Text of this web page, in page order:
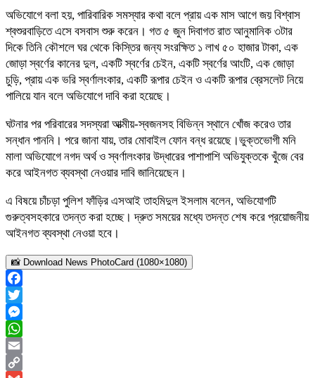
অভিযোগে বলা হয়, পারিবারিক সমস্যার কথা বলে প্রায় এক মাস আগে জয় বিশ্বাস
শ্বশুরবাড়িতে এসে বসবাস শুরু করেন। গত ৫ জুন দিবাগত রাত আনুমানিক ৩টার
দিকে তিনি কৌশলে ঘর থেকে কিস্তির জন্য সংরক্ষিত ১ লাখ ৫০ হাজার টাকা, এক
জোড়া স্বর্ণের কানের দুল, একটি স্বর্ণের চেইন, একটি স্বর্ণের আংটি, এক জোড়া
চুড়ি, প্রায় এক ভরি স্বর্ণালংকার, একটি রূপার চেইন ও একটি রূপার ব্রেসলেট নিয়ে
পালিয়ে যান বলে অভিযোগে দাবি করা হয়েছে।
ঘটনার পর পরিবারের সদস্যরা আত্মীয়-স্বজনসহ বিভিন্ন স্থানে খোঁজ করেও তার
সন্ধান পাননি। পরে জানা যায়, তার মোবাইল ফোন বন্ধ রয়েছে।ভুক্তভোগী মনি
মালা অভিযোগে নগদ অর্থ ও স্বর্ণালংকার উদ্ধারের পাশাপাশি অভিযুক্তকে খুঁজে বের
করে আইনগত ব্যবস্থা নেওয়ার দাবি জানিয়েছেন।
এ বিষয়ে চাঁচড়া পুলিশ ফাঁড়ির এসআই তাহমিদুল ইসলাম বলেন, অভিযোগটি
গুরুত্বসহকারে তদন্ত করা হচ্ছে। দ্রুত সময়ের মধ্যে তদন্ত শেষ করে প্রয়োজনীয়
আইনগত ব্যবস্থা নেওয়া হবে।
📸 Download News PhotoCard (1080×1080)
Facebook
Twitter
Messenger
WhatsApp
Email